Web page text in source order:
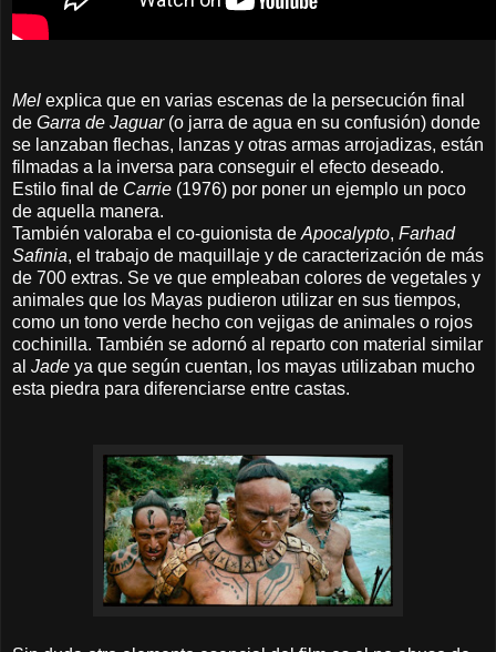
Mel explica que en varias escenas de la persecución final
de Garra de Jaguar (o jarra de agua en su confusión) donde
se lanzaban flechas, lanzas y otras armas arrojadizas, están
filmadas a la inversa para conseguir el efecto deseado.
Estilo final de Carrie (1976) por poner un ejemplo un poco
de aquella manera.
También valoraba el co-guionista de Apocalypto, Farhad
Safinia, el trabajo de maquillaje y de caracterización de más
de 700 extras. Se ve que empleaban colores de vegetales y
animales que los Mayas pudieron utilizar en sus tiempos,
como un tono verde hecho con vejigas de animales o rojos
cochinilla. También se adornó al reparto con material similar
al Jade ya que según cuentan, los mayas utilizaban mucho
esta piedra para diferenciarse entre castas.